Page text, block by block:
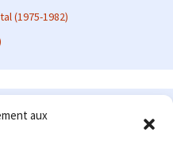
aux
(1975-1982)
ancienne depuis de